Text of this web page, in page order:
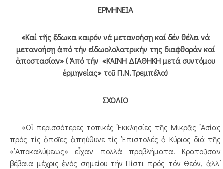
ΕΡΜΗΝΕΙΑ
«Καί τῆς ἔδωκα καιρόν νά μετανοήσῃ καί δέν θέλει νά
μετανοήσῃ ἀπό τήν εἰδωολολατρικήν της διαφθοράν καί
ἀποστασίαν» ( Ἀπό τήν «ΚΑΙΝΗ ΔΙΑΘΗΚΗ μετά συντόμου
ἑρμηνείας» τοῦ Π.Ν.Τρεμπέλα)
ΣΧΟΛΙΟ
«Οἱ περισσότερες τοπικές ᾿Εκκλησίες τῆς Μικρᾶς ᾿Ασίας
πρός τίς ὁποῖες ἀπηύθυνε τίς ᾿Επιστολές ὁ Κύριος διά τῆς
«᾿Αποκαλύψεως» εἶχαν πολλά προβλήματα. Κρατοῦσαν
βέβαια μέχρις ἑνός σημείου τήν Πίστι πρός τόν Θεόν, ἀλλ’